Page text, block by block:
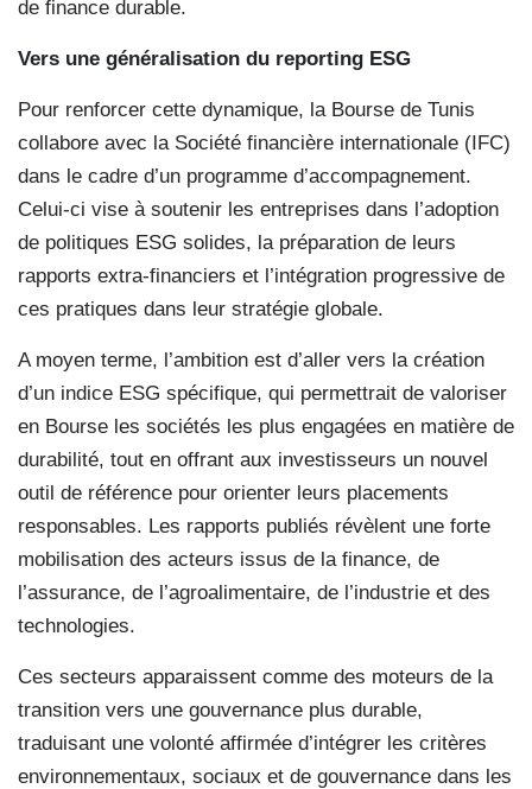
de finance durable.
Vers une généralisation du reporting ESG
Pour renforcer cette dynamique, la Bourse de Tunis
collabore avec la Société financière internationale (IFC)
dans le cadre d’un programme d’accompagnement.
Celui-ci vise à soutenir les entreprises dans l’adoption
de politiques ESG solides, la préparation de leurs
rapports extra-financiers et l’intégration progressive de
ces pratiques dans leur stratégie globale.
A moyen terme, l’ambition est d’aller vers la création
d’un indice ESG spécifique, qui permettrait de valoriser
en Bourse les sociétés les plus engagées en matière de
durabilité, tout en offrant aux investisseurs un nouvel
outil de référence pour orienter leurs placements
responsables. Les rapports publiés révèlent une forte
mobilisation des acteurs issus de la finance, de
l’assurance, de l’agroalimentaire, de l’industrie et des
technologies.
Ces secteurs apparaissent comme des moteurs de la
transition vers une gouvernance plus durable,
traduisant une volonté affirmée d’intégrer les critères
environnementaux, sociaux et de gouvernance dans les